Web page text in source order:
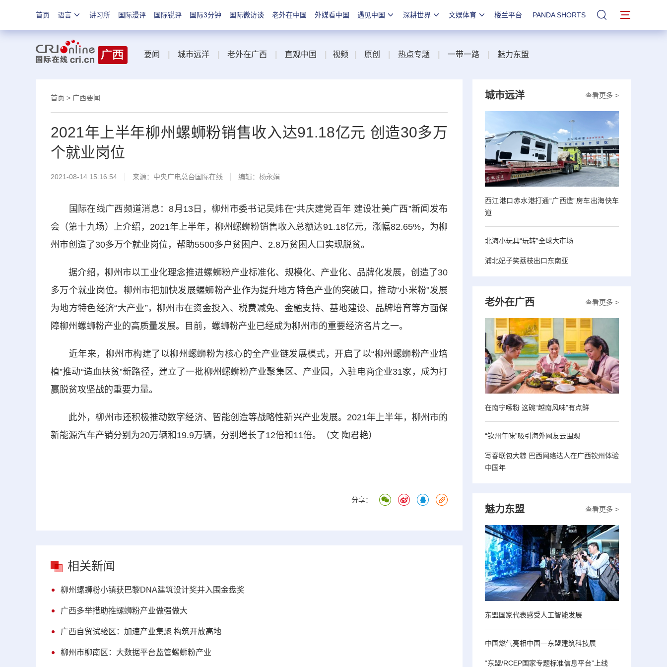
首页 语言 讲习所 国际漫评 国际锐评 国际3分钟 国际微访谈 老外在中国 外媒看中国 遇见中国 深耕世界 文娱体育 楼兰平台 PANDA SHORTS 站内搜索
要闻 城市远洋 老外在广西 直观中国 视频 原创 热点专题 一带一路 魅力东盟
首页 > 广西要闻
2021年上半年柳州螺蛳粉销售收入达91.18亿元 创造30多万
个就业岗位
2021-08-14 15:16:54 来源：中央广电总台国际在线 编辑：杨永娟
国际在线广西频道消息：8月13日，柳州市委书记吴炜在“共庆建党百年 建设壮美广西”新闻发布
会 （第十九场） 上介绍，2021年上半年，柳州螺蛳粉销售收入总额达91.18亿元，涨幅82.65%，为柳
州市创造了30多万个就业岗位，帮助5500多户贫困户、2.8万贫困人口实现脱贫。
据介绍，柳州市以工业化理念推进螺蛳粉产业标准化、规模化、产业化、品牌化发展，创造了30
多万个就业岗位。柳州市把加快发展螺蛳粉产业作为提升地方特色产业的突破口，推动“小米粉”发展
为地方特色经济“大产业”，柳州市在资金投入、税费减免、金融支持、基地建设、品牌培育等方面保
障柳州螺蛳粉产业的高质量发展。目前，螺蛳粉产业已经成为柳州市的重要经济名片之一。
近年来，柳州市构建了以柳州螺蛳粉为核心的全产业链发展模式，开启了以“柳州螺蛳粉产业培
植”推动“造血扶贫”新路径，建立了一批柳州螺蛳粉产业聚集区、产业园，入驻电商企业31家，成为打
赢脱贫攻坚战的重要力量。
此外，柳州市还积极推动数字经济、智能创造等战略性新兴产业发展。2021年上半年，柳州市的
新能源汽车产销分别为20万辆和19.9万辆，分别增长了12倍和11倍。（文 陶君艳）
分享：
相关新闻
柳州螺蛳粉小镇获巴黎DNA建筑设计奖并入围金盘奖
广西多举措助推螺蛳粉产业做强做大
广西自贸试验区：加速产业集聚 构筑开放高地
柳州市柳南区：大数据平台监管螺蛳粉产业
查看更多 >
城市远洋
西江港口赤水港打通“广西造”房车出海快车
道
北海小玩具“玩转”全球大市场
浦北妃子笑荔枝出口东南亚
查看更多 >
老外在广西
在南宁嗦粉 这碗“越南风味”有点鲜
“钦州年味”吸引海外网友云围观
写春联包大粽 巴西网络达人在广西钦州体验
中国年
查看更多 >
魅力东盟
东盟国家代表感受人工智能发展
中国燃气亮相中国—东盟建筑科技展
“东盟/RCEP国家专题标准信息平台”上线